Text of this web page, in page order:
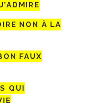
NON À LA
FAUX
QUI